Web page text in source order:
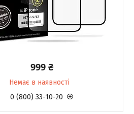
999 ₴
Немає в наявності
0 (800) 33-10-20